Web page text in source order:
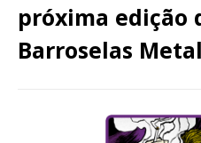
próxima edição
Barroselas